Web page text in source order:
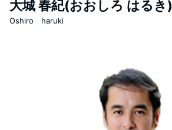
大城 春紀(おおしろ はるき)
Oshiro haruki